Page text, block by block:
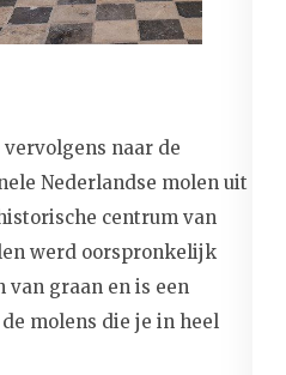
naar de
Nederlandse molen uit
centrum van
werd oorspronkelijk
graan en is een
molens die je in heel